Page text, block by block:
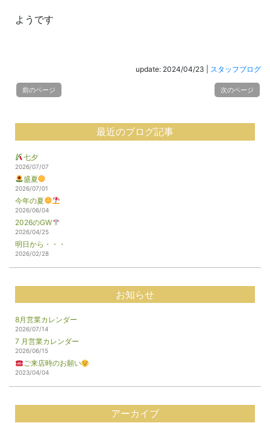
ようです
update: 2024/04/23 スタッフブログ
前のページ 次のページ
最近のブログ記事
七夕
2026/07/07
盛夏
2026/07/01
今年の夏
2026/06/04
2026のGW
2026/04/25
明日から・・・
2026/02/28
お知らせ
8月営業カレンダー
2026/07/14
7 月営業カレンダー
2026/06/15
ご来店時のお願い
2023/04/04
アーカイブ